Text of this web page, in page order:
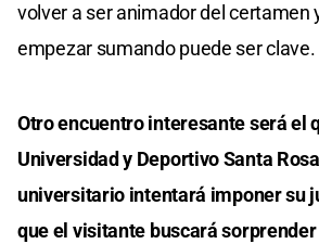
volver a ser animador del certamen
empezar sumando puede ser clave.
Otro encuentro interesante será el
Universidad y Deportivo Santa
universitario intentará imponer su
que el visitante buscará